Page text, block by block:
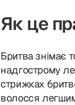
Як це
Бритва знімає
надгострому
стрижках
волосся